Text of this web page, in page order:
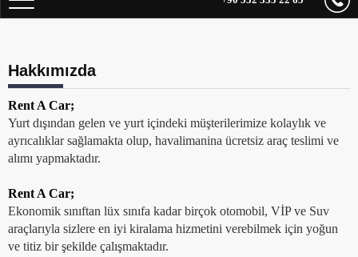
KİRALAMA KOŞULLARI
İLETİŞİM
Hakkımızda
Rent A Car;
Yurt dışından gelen ve yurt içindeki müşterilerimize kolaylık ve
ayrıcalıklar sağlamakta olup, havalimanina ücretsiz araç teslimi ve
alımı yapmaktadır.
Rent A Car;
Ekonomik sınıftan lüx sınıfa kadar birçok otomobil, VİP ve Suv
araçlarıyla sizlere en iyi kiralama hizmetini verebilmek için yoğun
ve titiz bir şekilde çalışmaktadır.